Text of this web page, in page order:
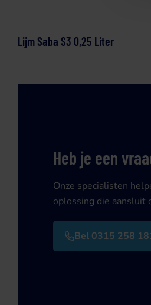
Lijm Saba S3 0,25 Liter
Heb je een
Onze specialisten
oplossing die aansluit
Bel 0315 258